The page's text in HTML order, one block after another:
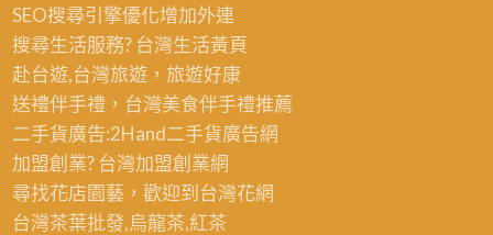
SEO搜尋引擎優化增加外連
搜尋生活服務? 台灣生活黃頁
赴台遊,台灣旅遊，旅遊好康
送禮伴手禮，台灣美食伴手禮推薦
二手貨廣告:2Hand二手貨廣告網
加盟創業? 台灣加盟創業網
尋找花店園藝，歡迎到 台灣花網
台灣茶葉批發,烏龍茶,紅茶